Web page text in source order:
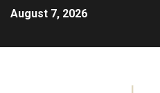
August 7, 2026